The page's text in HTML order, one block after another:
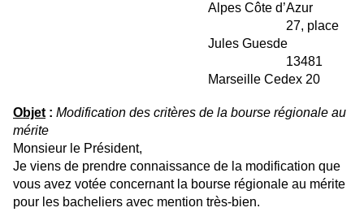
Alpes Côte d’Azur
27, place
Jules Guesde
13481
Marseille Cedex 20
Objet : Modification des critères de la bourse régionale au
mérite
Monsieur le Président,
Je viens de prendre connaissance de la modification que
vous avez votée concernant la bourse régionale au mérite
pour les bacheliers avec mention très-bien.